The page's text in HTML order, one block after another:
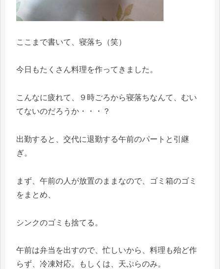
ここまで書いて、寝落ち（笑）
今日もたくさん料理を作ってきました。
こんなに疲れて、９時ごろから寝落ちなんて、むい
てないのだろうか・・・？
出勤すると、交代に退勤する午前のパートと引継
ぎ。
まず、午前の人が放置のままなので、ゴミ箱のゴミ
をまとめ、
シンクのゴミも捨てる。
午前は弁当を出すので、忙しいから、料理も殆ど作
らず、冷凍対応。もしくは、天ぷらのみ。